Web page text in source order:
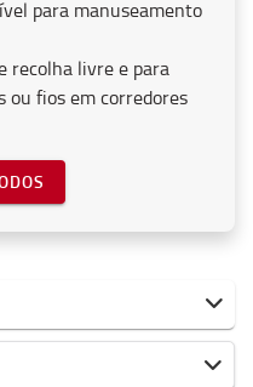
para manuseamento
recolha livre e para
ou fios em corredores